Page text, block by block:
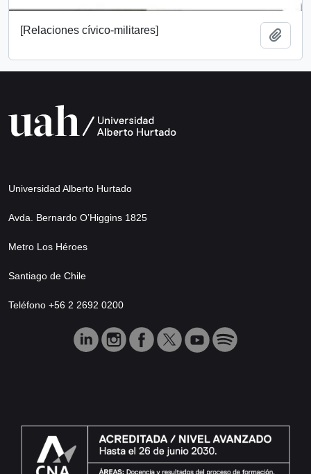
[Relaciones cívico-militares]
Universidad Alberto Hurtado
Avda. Bernardo O’Higgins 1825
Metro Los Héroes
Santiago de Chile
Teléfono +56 2 2692 0200